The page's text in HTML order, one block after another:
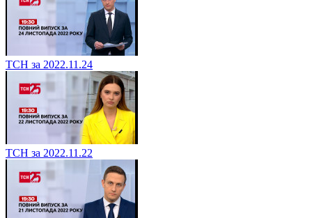
ТСН за 2022.11.24
ТСН за 2022.11.22